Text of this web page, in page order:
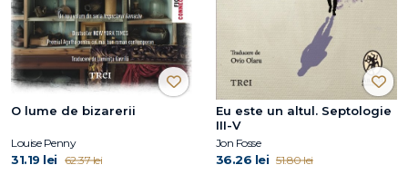
O lume de bizarerii
Louise Penny
31.19 lei 62.37 lei
Eu este un altul. Septologie
III-V
Jon Fosse
36.26 lei 51.80 lei